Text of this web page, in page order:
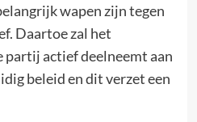
wapen zijn tegen
Daartoe zal het
partij actief deelneemt aan
beleid en dit verzet een